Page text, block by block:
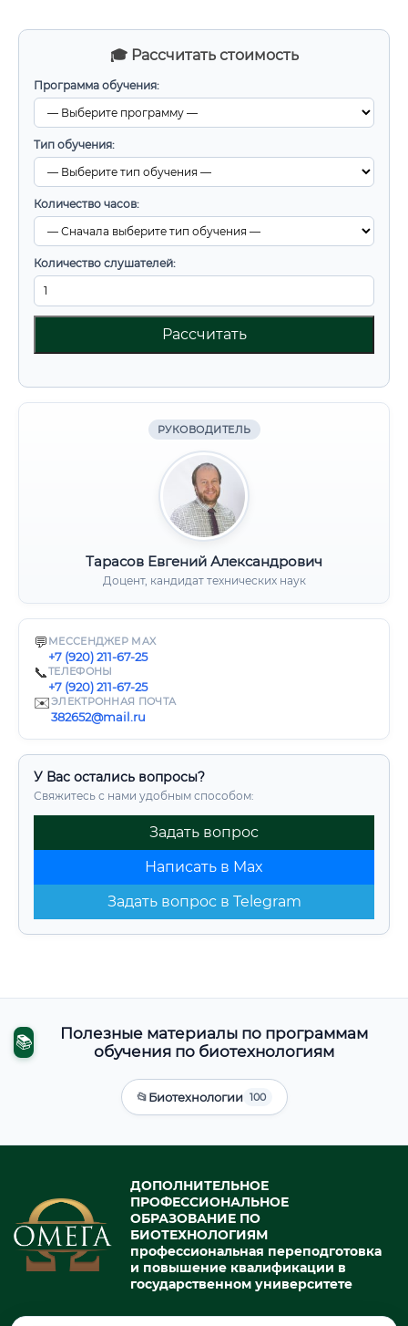
🎓 Рассчитать стоимость
Программа обучения:
Тип обучения:
Количество часов:
Количество слушателей:
Рассчитать
РУКОВОДИТЕЛЬ
Тарасов Евгений Александрович
Доцент, кандидат технических наук
💬 МЕССЕНДЖЕР MAX
+7 (920) 211-67-25
📞ТЕЛЕФОНЫ
+7 (920) 211-67-25
✉️ЭЛЕКТРОННАЯ ПОЧТА
382652@mail.ru
У Вас остались вопросы?
Свяжитесь с нами удобным способом:
Задать вопрос
Написать в Max
Задать вопрос в Telegram
📚
Полезные материалы по программам
обучения по биотехнологиям
📂Биотехнологии 100
ДОПОЛНИТЕЛЬНОЕ
ПРОФЕССИОНАЛЬНОЕ
ОБРАЗОВАНИЕ ПО
БИОТЕХНОЛОГИЯМ
профессиональная переподготовка
и повышение квалификации в
государственном университете